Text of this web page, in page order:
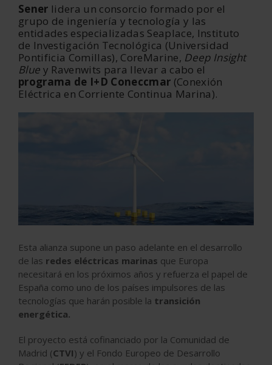
Sener lidera un consorcio formado por el
grupo de ingeniería y tecnología y las
entidades especializadas Seaplace, Instituto
de Investigación Tecnológica (Universidad
Pontificia Comillas), CoreMarine, Deep Insight
Blue y Ravenwits para llevar a cabo el
programa de I+D Coneccmar (Conexión
Eléctrica en Corriente Continua Marina).
Esta alianza supone un paso adelante en el desarrollo
de las redes eléctricas marinas que Europa
necesitará en los próximos años y refuerza el papel de
España como uno de los países impulsores de las
tecnologías que harán posible la transición
energética.
El proyecto está cofinanciado por la Comunidad de
Madrid (CTVI) y el Fondo Europeo de Desarrollo